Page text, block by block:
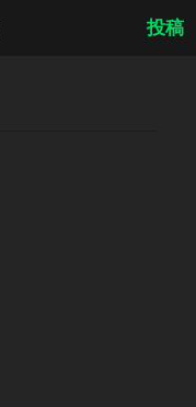
投稿